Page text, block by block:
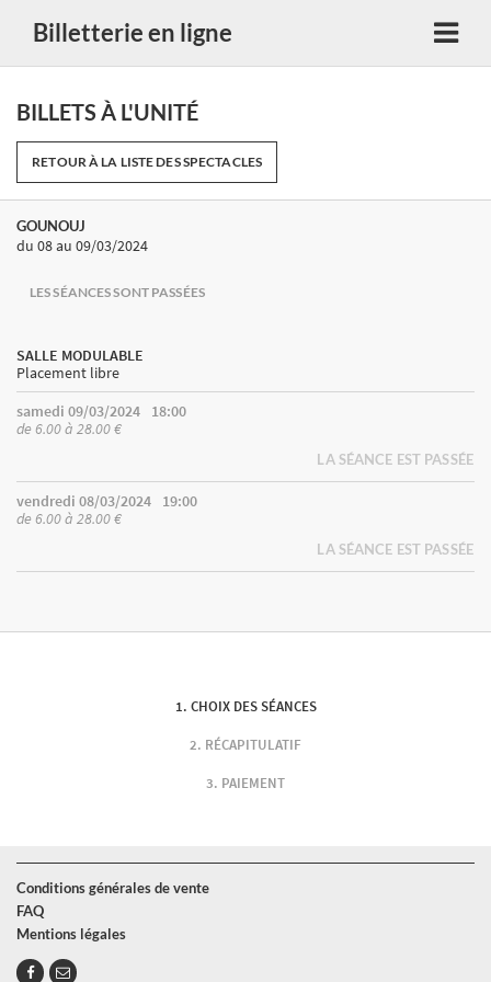
Billetterie en ligne
BILLETS À L'UNITÉ
RETOUR À LA LISTE DES SPECTACLES
GOUNOUJ
du 08au 09/03/2024
LES SÉANCES SONT PASSÉES
SALLE MODULABLE
Placement libre
samedi 09/03/2024
18:00
de 6.00 à 28.00 €
LA SÉANCE EST PASSÉE
vendredi 08/03/2024
19:00
de 6.00 à 28.00 €
LA SÉANCE EST PASSÉE
CHOIX DES SÉANCES
RÉCAPITULATIF
PAIEMENT
Conditions générales de vente
FAQ
Mentions légales